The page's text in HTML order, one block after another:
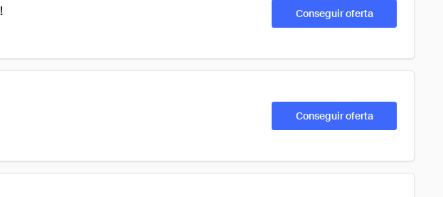
Conseguir oferta
Conseguir oferta